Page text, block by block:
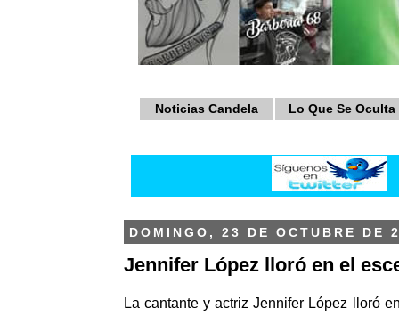
Noticias Candela Lo Que Se Oculta
DOMINGO, 23 DE OCTUBRE DE
Jennifer López lloró en el
La cantante y actriz Jennifer López lloró